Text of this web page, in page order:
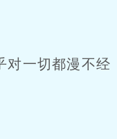
一切都漫不经